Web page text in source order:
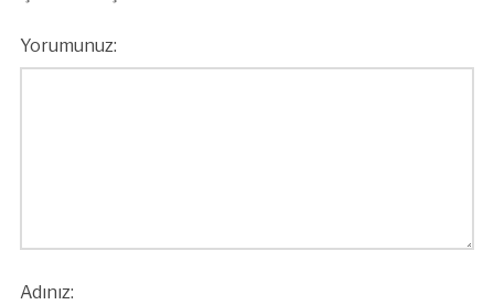
Yorumunuz:
Adınız: